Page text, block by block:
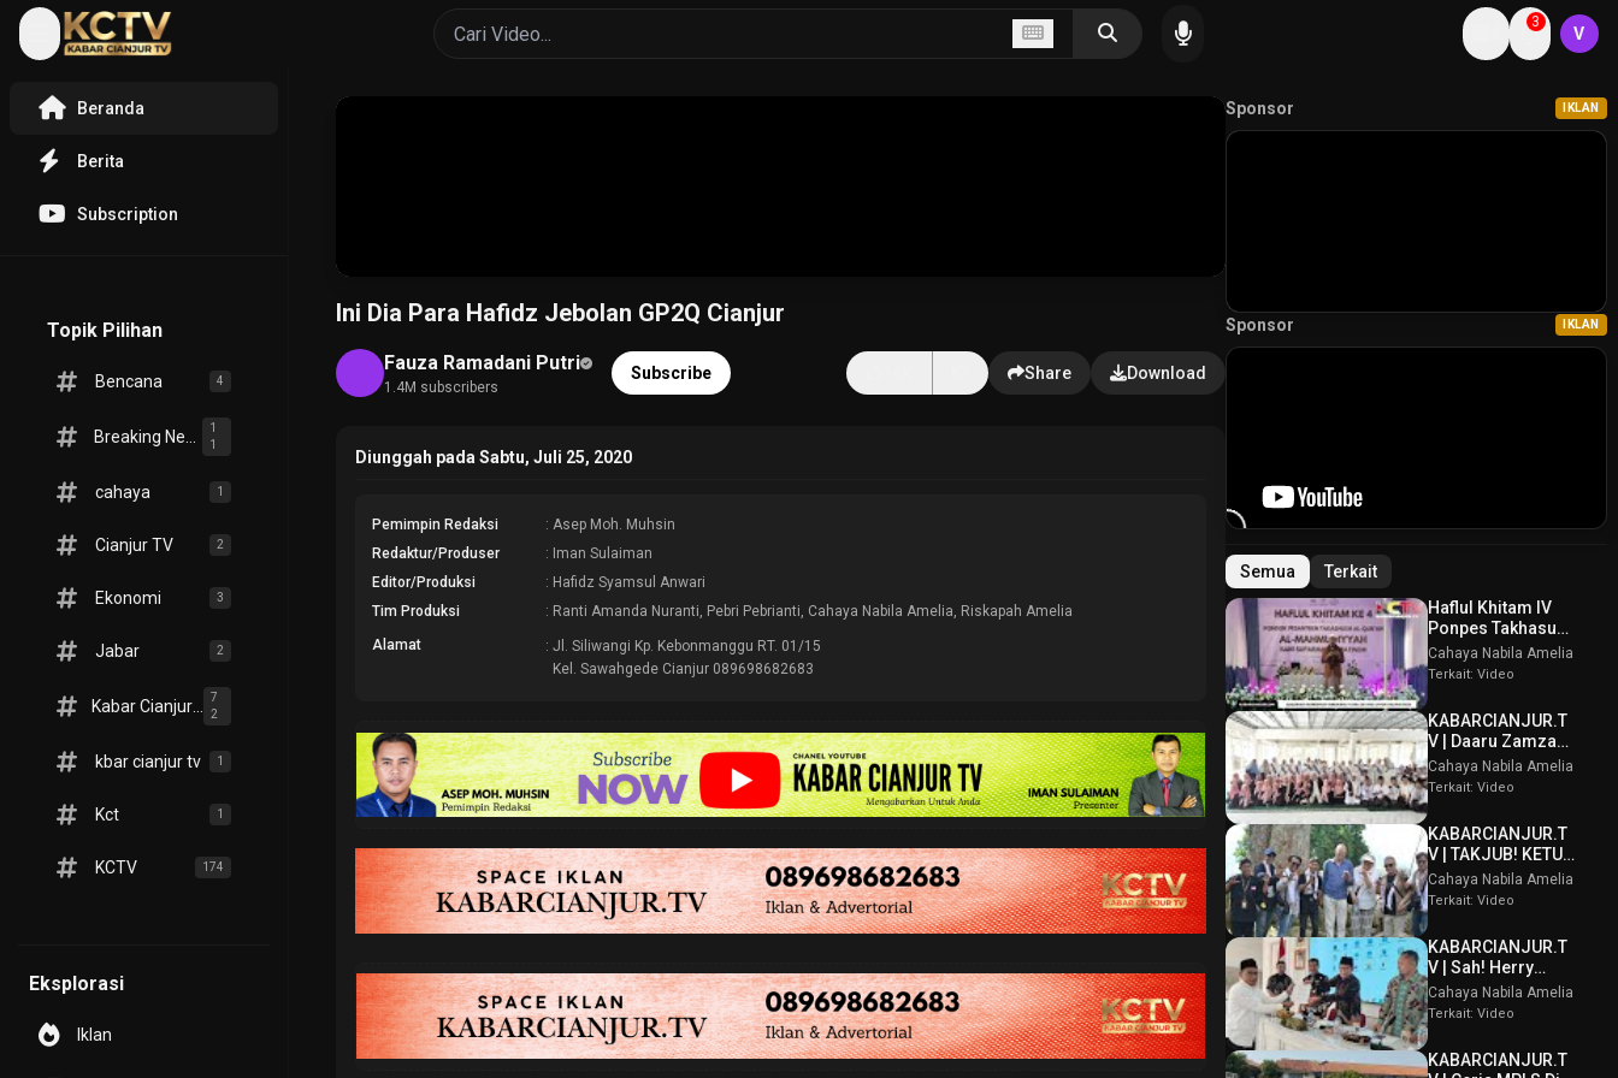
3
V
Beranda
Berita
Subscription
Topik Pilihan
Bencana 4
1
1
cahaya 1
Cianjur TV 2
Ekonomi 3
Jabar 2
Kabar Cianjur TV
7
2
kbar cianjur tv 1
Kct 1
KCTV 174
Eksplorasi
Iklan
Ini Dia Para Hafidz Jebolan GP2Q Cianjur
Fauza Ramadani Putri
1.4M subscribers
Subscribe Share Download
Diunggah pada Sabtu, Juli 25, 2020
Pemimpin Redaksi
: Asep Moh. Muhsin
Redaktur/Produser
: Iman Sulaiman
Editor/Produksi
: Hafidz Syamsul Anwari
Tim Produksi
: Ranti Amanda Nuranti, Pebri Pebrianti, Cahaya Nabila Amelia, Riskapah Amelia
Alamat
: Jl. Siliwangi Kp. Kebonmanggu RT. 01/15
Kel. Sawahgede Cianjur 089698682683
Sponsor IKLAN
Sponsor IKLAN
Semua
Terkait
Haflul Khitam IV
Ponpes Takhasus
Al Qur’an Al
Mahmudiyyah Bani
Assatinem
Campaka
Cahaya Nabila Amelia
Terkait: Video
KABARCIANJUR.T
V | Daaru Zamzam
Berbagi
Kebahagiaan &
Sambut Muharram
1448 H
Cahaya Nabila Amelia
Terkait: Video
KABARCIANJUR.T
V | TAKJUB! KETUM
PPBI AKUI
POTENSI BATU
Cahaya Nabila Amelia
Terkait: Video
KABARCIANJUR.T
V | Sah! Herry
Wirawan Terpilih
Aklamasi Musda
Cianjur
Cahaya Nabila Amelia
Terkait: Video
KABARCIANJUR.T